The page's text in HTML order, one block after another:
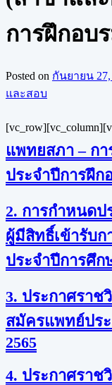
การฝึกอบ
Posted on กันยายน 27,
และสอบ
แพทยสภา – ก
ประจำปีการฝึก
2. การกำหนด
ผู้มีสิทธิ์เข้ารับ
ประจำปีการศึก
3. ประกาศราช
สมัครแพทย์ปร
2565
4. ประกาศราช